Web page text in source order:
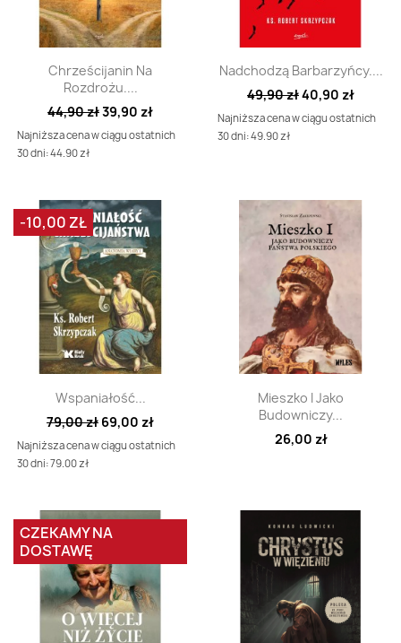
Szybki podgląd
Chrześcijanin Na
Rozdrożu....
44,90 zł39,90 zł
Najniższa cena w ciągu ostatnich
30 dni: 44.90 zł
Szybki podgląd
Nadchodzą Barbarzyńcy....
49,90 zł40,90 zł
Najniższa cena w ciągu ostatnich
30 dni: 49.90 zł
Szybki podgląd
Wspaniałość...
79,00 zł 69,00 zł
Najniższa cena w ciągu ostatnich
30 dni: 79.00 zł
-10,00 ZŁ
Szybki podgląd
Mieszko I Jako
Budowniczy...
26,00 zł
CZEKAMY NA
DOSTAWĘ